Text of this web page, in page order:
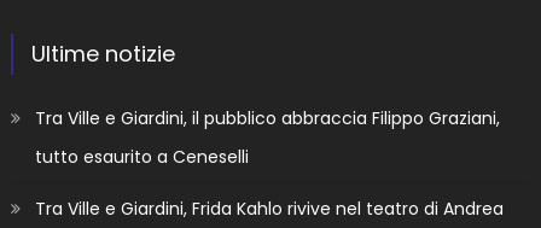
Ultime notizie
Tra Ville e Giardini, il pubblico abbraccia Filippo Graziani,
tutto esaurito a Ceneselli
Tra Ville e Giardini, Frida Kahlo rivive nel teatro di Andrea